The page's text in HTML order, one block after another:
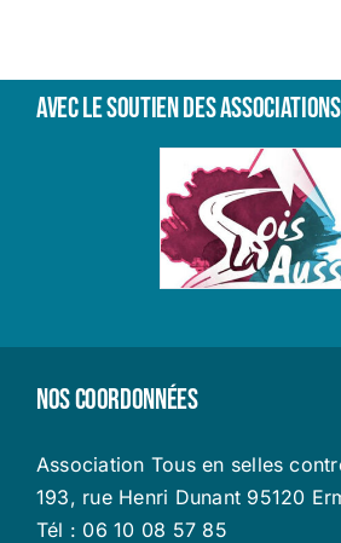
Avec le soutien des associations
Nos coordonnées
Association Tous en selles
193, rue Henri Dunant 95120
Tél : 06 10 08 57 85